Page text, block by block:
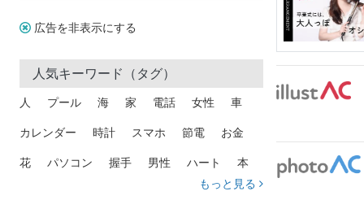
広告を非表示にする
人気キーワード（タグ）
人 プール 海 家 電話 女性 車
カレンダー 時計 スマホ 節電 お金
花 パソコン 握手 男性 ハート 本
トラック 木
もっと見る